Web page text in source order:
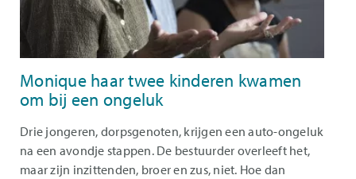
Monique haar twee kinderen kwamen
om bij een ongeluk
Drie jongeren, dorpsgenoten, krijgen een auto-ongeluk
na een avondje stappen. De bestuurder overleeft het,
maar zijn inzittenden, broer en zus, niet. Hoe dan